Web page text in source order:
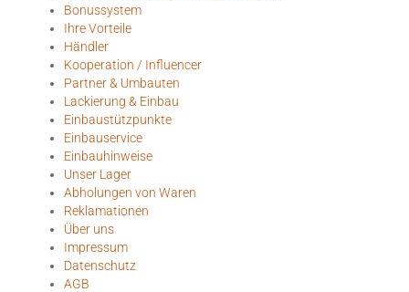
Bonussystem
Ihre Vorteile
Händler
Kooperation / Influencer
Partner & Umbauten
Lackierung & Einbau
Einbaustützpunkte
Einbauservice
Einbauhinweise
Unser Lager
Abholungen von Waren
Reklamationen
Über uns
Impressum
Datenschutz
AGB